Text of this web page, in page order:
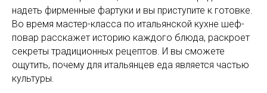
надеть фирменные фартуки и вы приступите к готовке.
Во время мастер-класса по итальянской кухне шеф-
повар расскажет историю каждого блюда, раскроет
секреты традиционных рецептов. И вы сможете
ощутить, почему для итальянцев еда является частью
культуры.